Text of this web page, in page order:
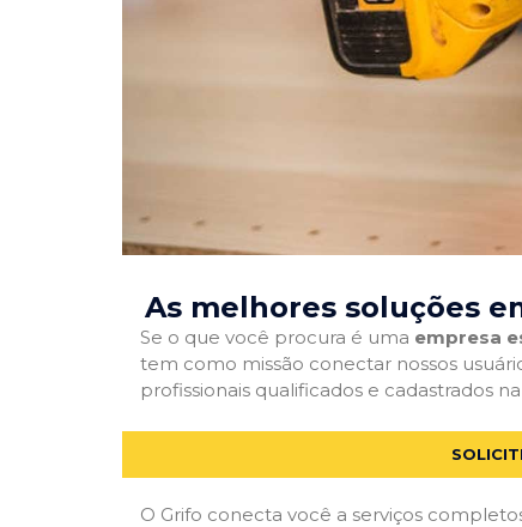
As melhores soluções
Se o que você procura é uma empresa
tem como missão conectar nossos
profissionais qualificados e cadastrados
O Grifo conecta você a serviços